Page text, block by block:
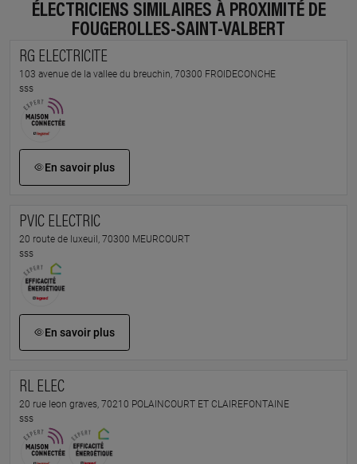
ÉLECTRICIENS SIMILAIRES À PROXIMITÉ DE
FOUGEROLLES-SAINT-VALBERT
RG ELECTRICITE
103 avenue de la vallee du breuchin, 70300 FROIDECONCHE
sss
En savoir plus
PVIC ELECTRIC
20 route de luxeuil, 70300 MEURCOURT
sss
En savoir plus
RL ELEC
20 rue leon graves, 70210 POLAINCOURT ET CLAIREFONTAINE
sss